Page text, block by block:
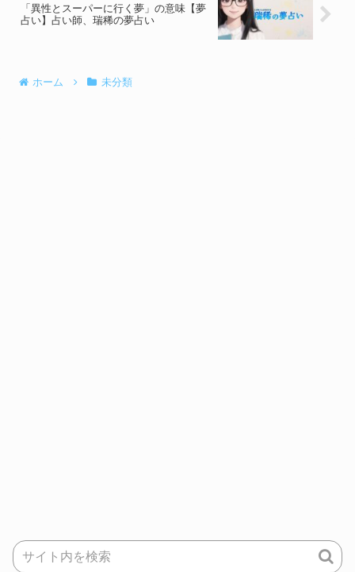
「異性とスーパーに行く夢」の意味【夢
占い】占い師、瑞稀の夢占い
ホーム 未分類